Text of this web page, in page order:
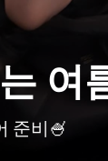
여
준비🍧